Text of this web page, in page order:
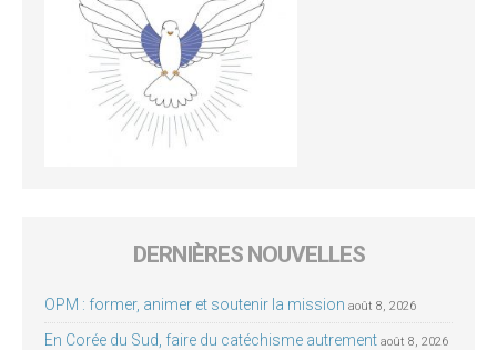
DERNIÈRES NOUVELLES
OPM : former, animer et soutenir la mission août 8, 2026
En Corée du Sud, faire du catéchisme autrement août 8, 2026